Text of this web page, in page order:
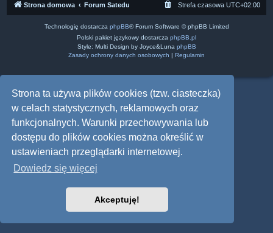
Strona ta używa plików cookies (tzw. ciasteczka)
w celach statystycznych, reklamowych oraz
funkcjonalnych. Warunki przechowywania lub
dostępu do plików cookies można określić w
ustawieniach przeglądarki internetowej.
Dowiedz się więcej
Akceptuję!
Strona domowa Forum Satedu Strefa czasowa UTC+02:00
Technologię dostarcza phpBB® Forum Software © phpBB Limited
Polski pakiet językowy dostarcza phpBB.pl
Style: Multi Design by Joyce&Luna phpBB
Zasady ochrony danych osobowych | Regulamin